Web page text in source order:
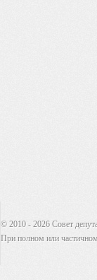
© 2010 - 2026 Совет
При полном или частичном